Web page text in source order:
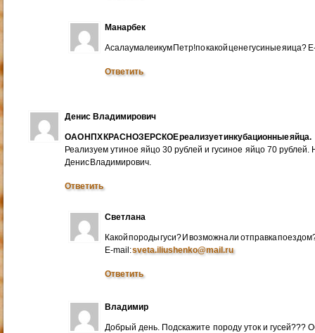
Манарбек
Асалаумалеикум Петр!по какой цене гусиные яица?
Ответить
Денис Владимирович
ОАО НПХ КРАСНОЗЕРСКОЕ реализует инкубационные яйца.
Реализуем утиное яйцо 30 рублей и гусиное яйцо 70
Денис Владимирович.
Ответить
Светлана
Какой породы гуси? И возможна ли отправка
E-mail:sveta.iliushenko@mail.ru
Ответить
Владимир
Добрый день. Подскажите породу уток и гусей???